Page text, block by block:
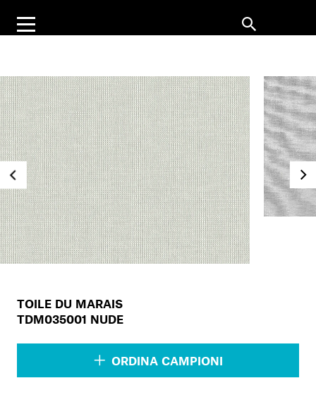
TOILE DU MARAIS
TDM035001 NUDE
ORDINA CAMPIONI